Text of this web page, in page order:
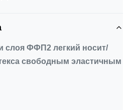
слоя ФФП2 легкий носит/
свободным эластичным